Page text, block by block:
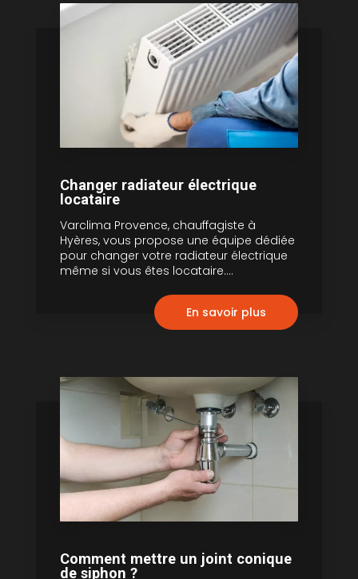
Changer radiateur électrique
locataire
Varclima Provence, chauffagiste à
Hyères, vous propose une équipe dédiée
pour changer votre radiateur électrique
même si vous êtes locataire....
En savoir plus
Comment mettre un joint conique
de siphon ?